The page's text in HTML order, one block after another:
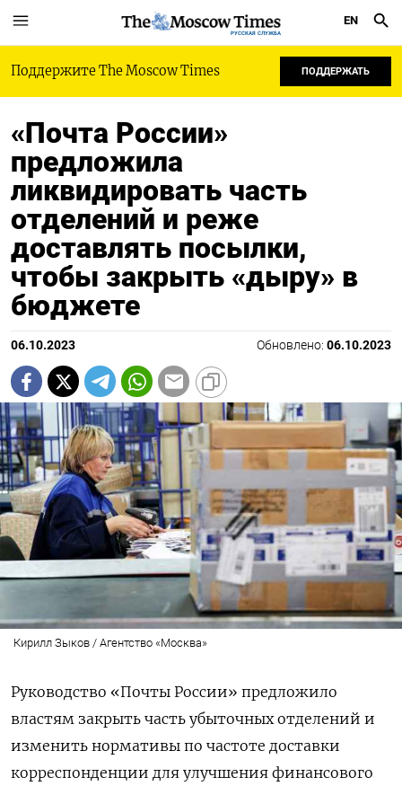
РУССКАЯ СЛУЖБА
EN
Поддержите The Moscow Times ПОДДЕРЖАТЬ
«Почта России»
предложила
ликвидировать часть
отделений и реже
доставлять посылки,
чтобы закрыть «дыру» в
бюджете
06.10.2023 Обновлено: 06.10.2023
Кирилл Зыков / Агентство «Москва»
Руководство «Почты России» предложило
властям закрыть часть убыточных отделений и
изменить нормативы по частоте доставки
корреспонденции для улучшения финансового